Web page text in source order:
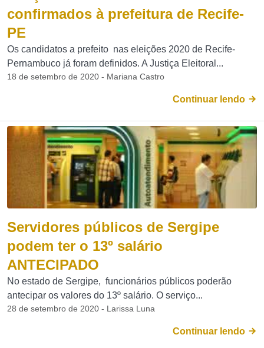
confirmados à prefeitura de Recife-
PE
Os candidatos a prefeito nas eleições 2020 de Recife-
Pernambuco já foram definidos. A Justiça Eleitoral...
18 de setembro de 2020 - Mariana Castro
Continuar lendo
Servidores públicos de Sergipe
podem ter o 13º salário
ANTECIPADO
No estado de Sergipe, funcionários públicos poderão
antecipar os valores do 13º salário. O serviço...
28 de setembro de 2020 - Larissa Luna
Continuar lendo